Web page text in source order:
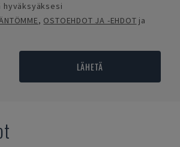
hyväksyäksesi
, OSTOEHDOT JA -EHDOT ja
LÄHETÄ